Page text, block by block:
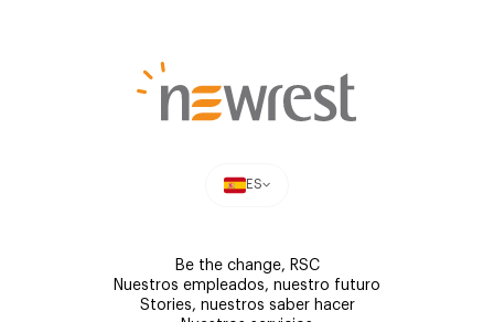
ES
Be the change, RSC
Nuestros empleados, nuestro futuro
Stories, nuestros saber hacer